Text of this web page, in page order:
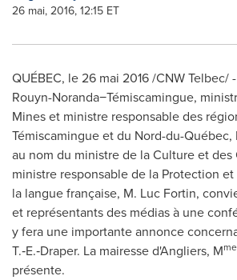
26 mai, 2016, 12:15 ET
QUÉBEC, le 26 mai 2016 /CNW Telbec/
Rouyn-Noranda−Témiscamingue,
Mines et ministre responsable des
Témiscamingue et du Nord-du-
au nom du ministre de la Culture et
ministre responsable de la Protection
la langue française, M. Luc Fortin,
et représentants des médias à une
y fera une importante annonce
T.‑E.‑Draper. La mairesse d'Angliers, Mme
présente.